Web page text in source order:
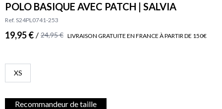
POLO BASIQUE AVEC PATCH | SALVIA
Ref. S24PL0741-253
19,95 € / 24,95 € LIVRAISON GRATUITE EN FRANCE À PARTIR DE 150€
XS
Recommandeur de taille